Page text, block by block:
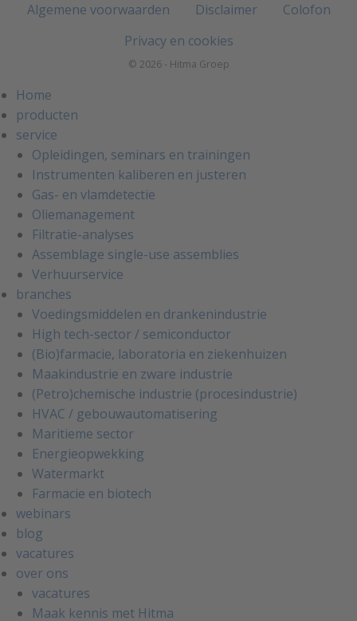
Algemene voorwaarden Disclaimer
Colofon
Privacy en cookies
© 2026 - Hitma Groep
Home
producten
service
Opleidingen, seminars en trainingen
Instrumenten kaliberen en justeren
Gas- en vlamdetectie
Oliemanagement
Filtratie-analyses
Assemblage single-use assemblies
Verhuurservice
branches
Voedingsmiddelen en drankenindustrie
High tech-sector / semiconductor
(Bio)farmacie, laboratoria en ziekenhuizen
Maakindustrie en zware industrie
(Petro)chemische industrie (procesindustrie)
HVAC / gebouwautomatisering
Maritieme sector
Energieopwekking
Watermarkt
Farmacie en biotech
webinars
blog
vacatures
over ons
vacatures
Maak kennis met Hitma